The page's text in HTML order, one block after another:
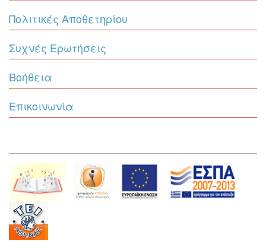
Πολιτικές Αποθετηρίου
Συχνές Ερωτήσεις
Βοήθεια
Επικοινωνία